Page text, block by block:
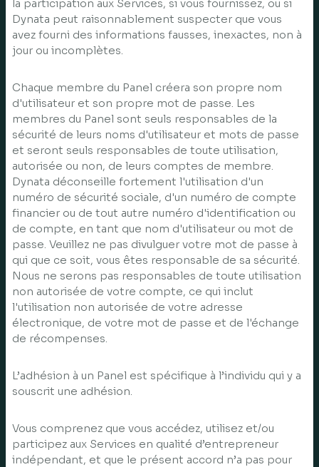
la participation aux Services, si vous fournissez, ou si
Dynata peut raisonnablement suspecter que vous
avez fourni des informations fausses, inexactes, non à
jour ou incomplètes.
Chaque membre du Panel créera son propre nom
d'utilisateur et son propre mot de passe. Les
membres du Panel sont seuls responsables de la
sécurité de leurs noms d'utilisateur et mots de passe
et seront seuls responsables de toute utilisation,
autorisée ou non, de leurs comptes de membre.
Dynata déconseille fortement l'utilisation d'un
numéro de sécurité sociale, d'un numéro de compte
financier ou de tout autre numéro d'identification ou
de compte, en tant que nom d'utilisateur ou mot de
passe. Veuillez ne pas divulguer votre mot de passe à
qui que ce soit, vous êtes responsable de sa sécurité.
Nous ne serons pas responsables de toute utilisation
non autorisée de votre compte, ce qui inclut
l'utilisation non autorisée de votre adresse
électronique, de votre mot de passe et de l'échange
de récompenses.
L’adhésion à un Panel est spécifique à l’individu qui y a
souscrit une adhésion.
Vous comprenez que vous accédez, utilisez et/ou
participez aux Services en qualité d’entrepreneur
indépendant, et que le présent accord n’a pas pour